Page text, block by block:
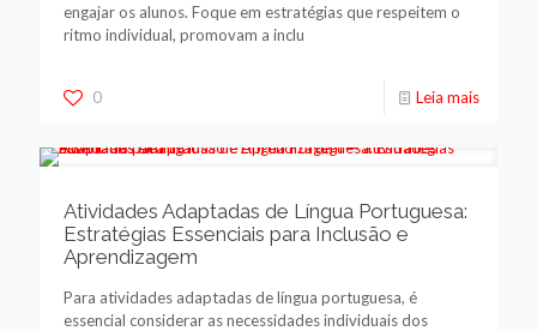
engajar os alunos. Foque em estratégias que respeitem o
ritmo individual, promovam a inclu
0 Leia mais
Atividades Adaptadas de Língua Portuguesa:
Estratégias Essenciais para Inclusão e
Aprendizagem
Para atividades adaptadas de língua portuguesa, é
essencial considerar as necessidades individuais dos